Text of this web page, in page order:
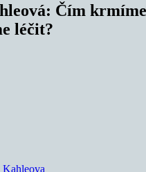
Čím
léčit?